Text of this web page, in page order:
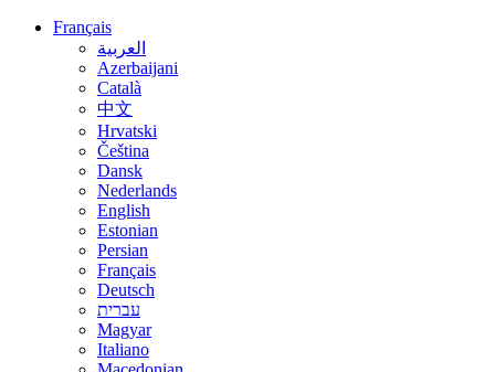
Français
العربية
Azerbaijani
Català
中文
Hrvatski
Čeština
Dansk
Nederlands
English
Estonian
Persian
Français
Deutsch
עברית
Magyar
Italiano